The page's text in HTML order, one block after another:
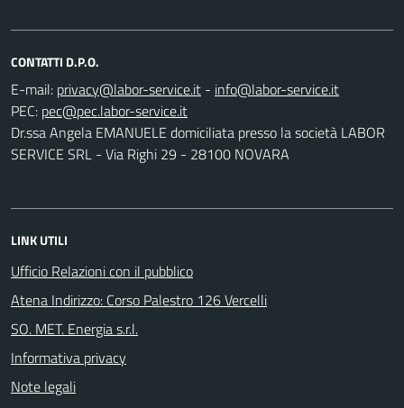
CONTATTI D.P.O.
E-mail:
-
PEC:
Dr.ssa Angela EMANUELE domiciliata presso la società LABOR
SERVICE SRL - Via Righi 29 - 28100 NOVARA
LINK UTILI
Ufficio Relazioni con il pubblico
Atena Indirizzo: Corso Palestro 126 Vercelli
SO. MET. Energia s.r.l.
Informativa privacy
Note legali